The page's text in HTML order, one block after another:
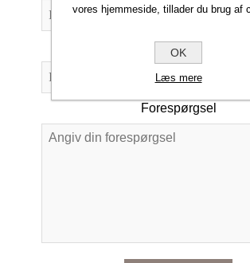
Emne:
Forespørgsel
vores hjemmeside, tillader du brug af
OK
Læs mere